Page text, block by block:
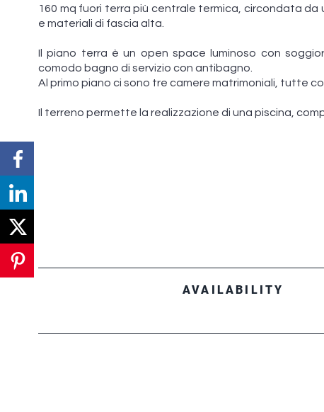
160 mq fuori terra più centrale termica, circondata da
e materiali di fascia alta.
Il piano terra è un open space luminoso con
comodo bagno di servizio con antibagno.
Al primo piano ci sono tre camere matrimoniali, tutte
Il terreno permette la realizzazione di una piscina,
AVAILABILITY